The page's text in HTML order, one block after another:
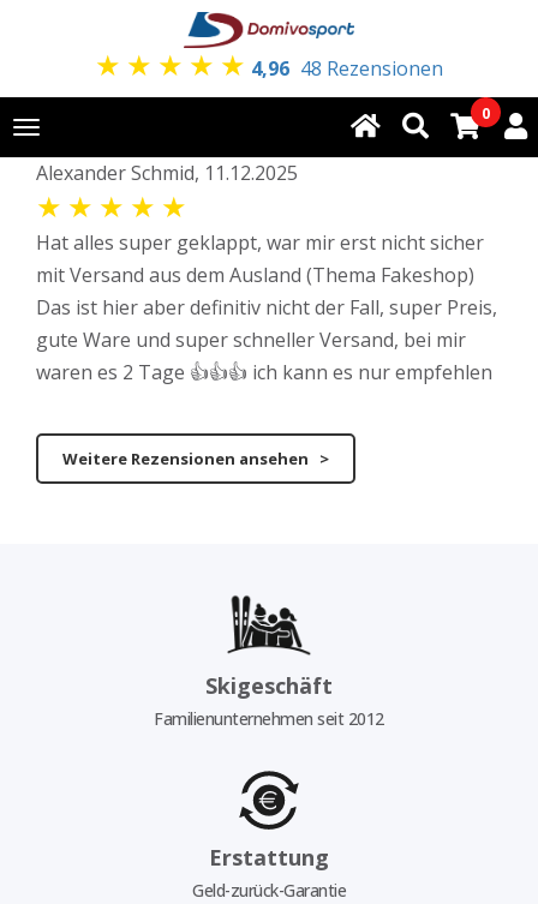
★ ★ ★ ★ ★ 4,96 48 Rezensionen
Toggle
navigation
0
Alexander Schmid, 11.12.2025
★ ★ ★ ★ ★
Hat alles super geklappt, war mir erst nicht sicher
mit Versand aus dem Ausland (Thema Fakeshop)
Das ist hier aber definitiv nicht der Fall, super Preis,
gute Ware und super schneller Versand, bei mir
waren es 2 Tage 👍👍👍 ich kann es nur empfehlen
Weitere Rezensionen ansehen >
Skigeschäft
Familienunternehmen seit 2012
Erstattung
Geld-zurück-Garantie